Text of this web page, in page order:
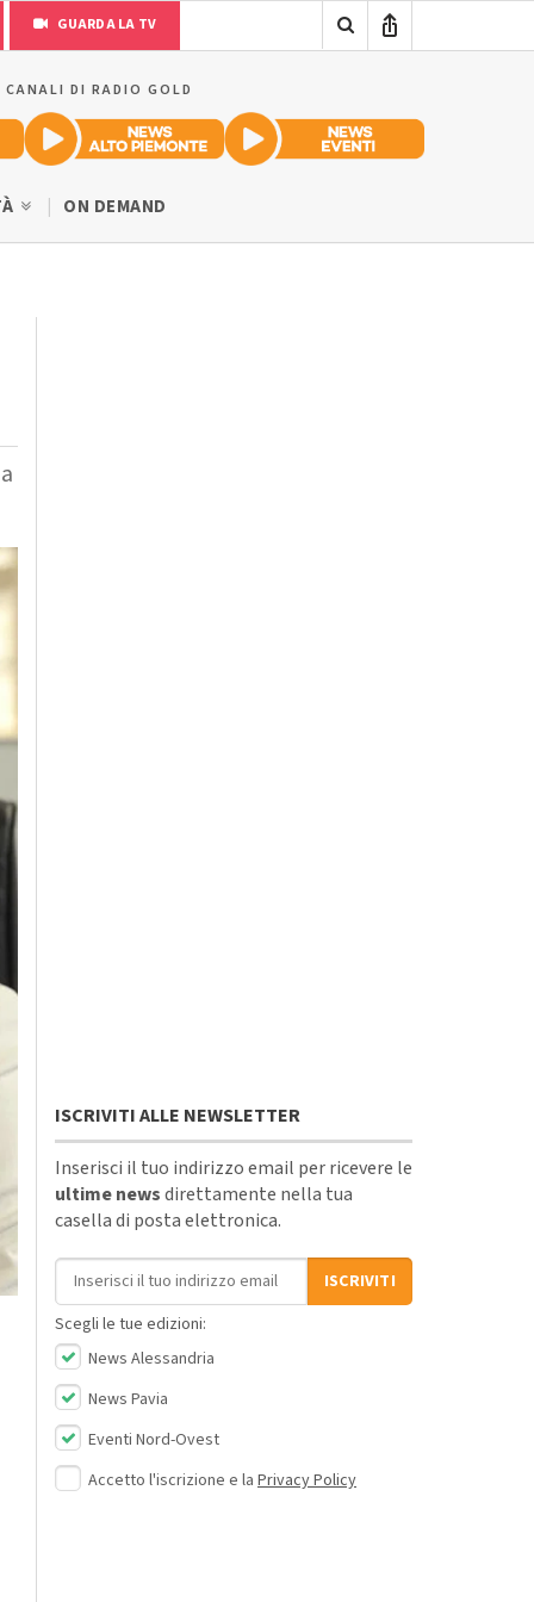
GUARDA LA TV
DI RADIO GOLD
ON DEMAND
ISCRIVITI ALLE NEWSLETTER
Inserisci il tuo indirizzo email per ricevere le
ultime newsdirettamente nella tua
casella di posta elettronica.
Indirizzo email
ISCRIVITI
Scegli le tue edizioni:
News Alessandria
News Pavia
Eventi Nord-Ovest
Accetto l'iscrizione e la Privacy Policy